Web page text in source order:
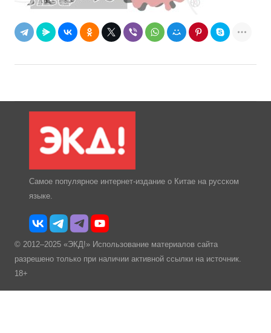
Самое популярное интернет-издание о Китае на русском
языке.
© 2012–2025 «ЭКД!» Использование материалов сайта
разрешено только при наличии активной ссылки на источник.
18+